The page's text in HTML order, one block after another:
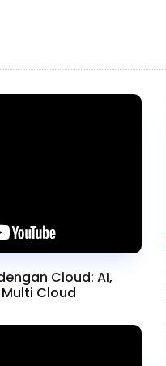
Cloud: AI,
Cloud